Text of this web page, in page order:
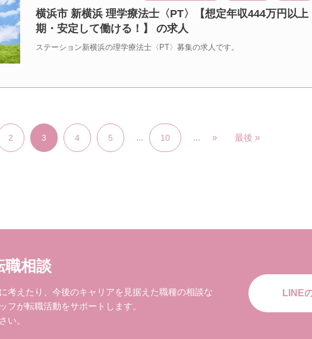
横浜市 新横浜 理学療法士〈PT〉【想定年収444万円以
期・安定して働ける！】 の求人
ステーション新横浜の理学療法士〈PT〉募集の求人です。
2 3 4 5 ... 10 ... » 最後 »
職相談
考えたり、今後のキャリアを見据えた職種の相談な
フが転職活動をサポートします。
い。
LINE